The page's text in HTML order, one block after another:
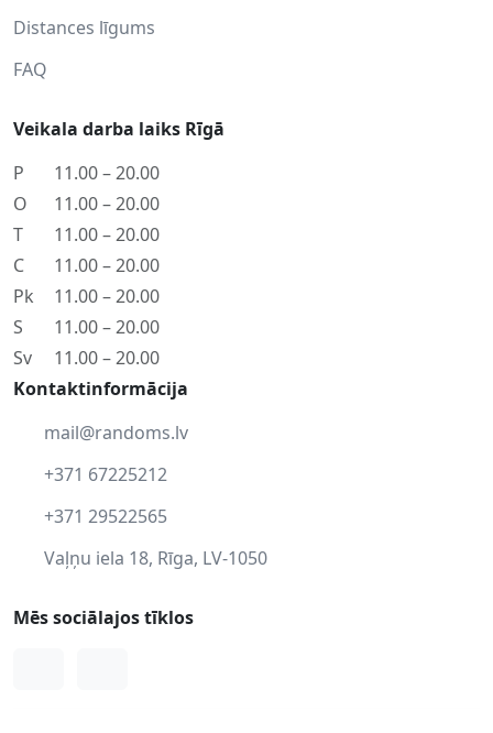
Distances līgums
FAQ
Veikala darba laiks Rīgā
P
11.00 – 20.00
O
11.00 – 20.00
T
11.00 – 20.00
C
11.00 – 20.00
Pk
11.00 – 20.00
S
11.00 – 20.00
Sv
11.00 – 20.00
Kontaktinformācija
mail@randoms.lv
+371 67225212
+371 29522565
Vaļņu iela 18, Rīga, LV-1050
Mēs sociālajos tīklos